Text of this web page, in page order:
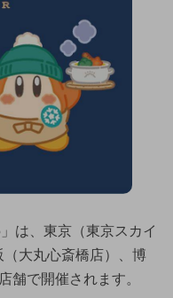
は、東京（東京スカイ
大丸心斎橋店）、博
舗で開催されます。